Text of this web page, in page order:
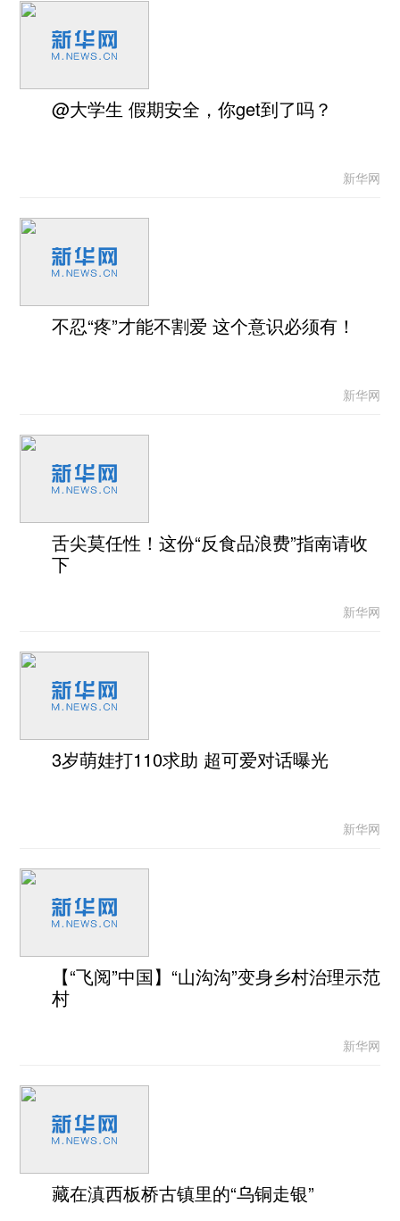
@大学生 假期安全，你get到了吗？
新华网
不忍“疼”才能不割爱 这个意识必须有！
新华网
舌尖莫任性！这份“反食品浪费”指南请收
下
新华网
3岁萌娃打110求助 超可爱对话曝光
新华网
【“飞阅”中国】“山沟沟”变身乡村治理示范
村
新华网
藏在滇西板桥古镇里的“乌铜走银”